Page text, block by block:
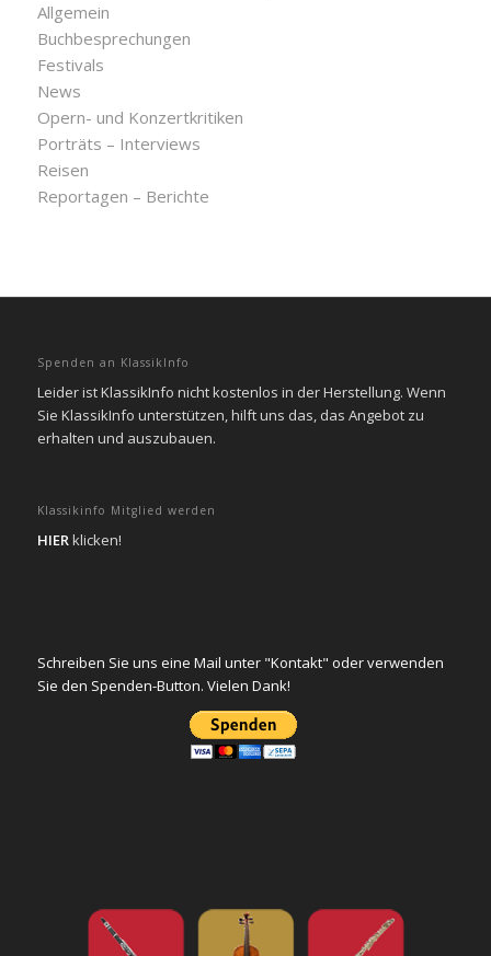
Allgemein
Buchbesprechungen
Festivals
News
Opern- und Konzertkritiken
Porträts – Interviews
Reisen
Reportagen – Berichte
Spenden an KlassikInfo
Leider ist KlassikInfo nicht kostenlos in der Herstellung. Wenn
Sie KlassikInfo unterstützen, hilft uns das, das Angebot zu
erhalten und auszubauen.
Klassikinfo Mitglied werden
HIERklicken!
Schreiben Sie uns eine Mail unter "Kontakt" oder verwenden
Sie den Spenden-Button. Vielen Dank!